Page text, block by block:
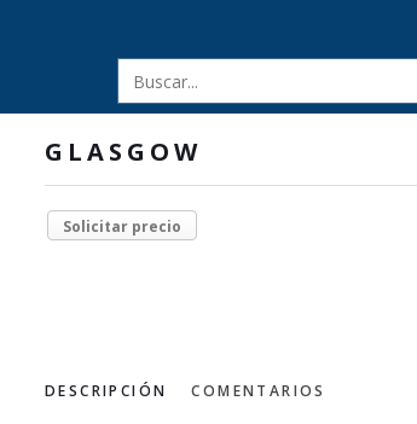
GLASGOW
Solicitar precio
DESCRIPCIÓN COMENTARIOS